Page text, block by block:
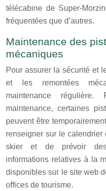
télécabine de Super-
fréquentées que d’autres.
Maintenance des
mécaniques
Pour assurer la sécurité et
et les remontées
maintenance
maintenance, certaines
peuvent être
renseigner sur le
skier et de prévoir des
informations relatives à la
disponibles sur le site web
offices de tourisme.